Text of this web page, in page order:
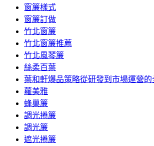
窗簾樣式
窗簾訂做
竹北窗簾
竹北窗簾推薦
竹北風琴簾
絲柔百葉
葉和軒爆品策略從研發到市場運營
蘿美雅
蜂巢簾
調光捲簾
調光簾
遮光捲簾